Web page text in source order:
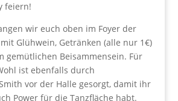
feiern!
wir euch oben im Foyer der
Glühwein, Getränken (alle nur 1€)
gemütlichen Beisammensein. Für
ist ebenfalls durch
vor der Halle gesorgt, damit ihr
Power für die Tanzfläche habt.